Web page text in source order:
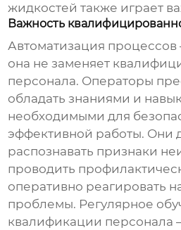
жидкостей также играет
Важность
Автоматизация процессов
она не заменяет
персонала. Операторы
обладать знаниями и
необходимыми для
эффективной работы. Они
распознавать признаки
проводить
оперативно реагировать
проблемы. Регулярное
квалификации персонала